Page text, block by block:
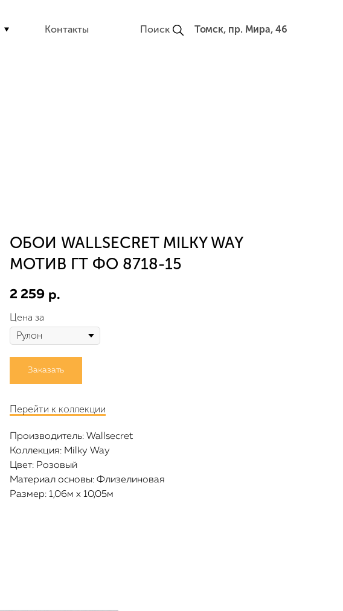
Томск, пр. Мира, 46
Поиск
Контакты
ОБОИ WALLSECRET MILKY WAY
МОТИВ ГТ ФО 8718-15
2 259 р.
Цена за
Заказать
Перейти к коллекции
Производитель: Wallsecret
Коллекция: Milky Way
Цвет: Розовый
Материал основы: Флизелиновая
Размер: 1,06м х 10,05м